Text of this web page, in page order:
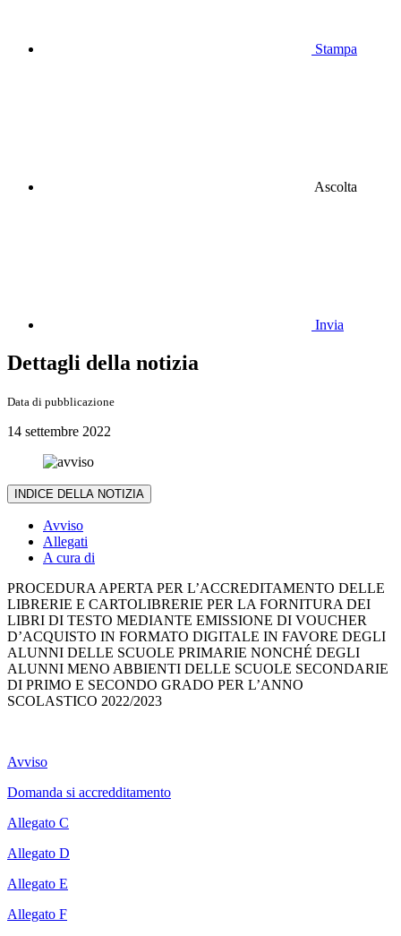
Stampa
Ascolta
Invia
Dettagli della notizia
Data di pubblicazione
14 settembre 2022
INDICE DELLA NOTIZIA
Avviso
Allegati
A cura di
PROCEDURA APERTA PER L’ACCREDITAMENTO DELLE
LIBRERIE E CARTOLIBRERIE PER LA FORNITURA DEI
LIBRI DI TESTO MEDIANTE EMISSIONE DI VOUCHER
D’ACQUISTO IN FORMATO DIGITALE IN FAVORE DEGLI
ALUNNI DELLE SCUOLE PRIMARIE NONCHÉ DEGLI
ALUNNI MENO ABBIENTI DELLE SCUOLE SECONDARIE
DI PRIMO E SECONDO GRADO PER L’ANNO
SCOLASTICO 2022/2023
Avviso
Domanda si accredditamento
Allegato C
Allegato D
Allegato E
Allegato F